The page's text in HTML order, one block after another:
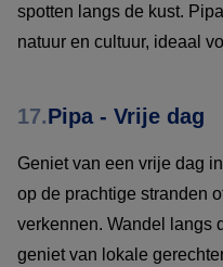
spotten langs de kust.
natuur en cultuur, ideaal
17.Pipa - Vrije dag
Geniet van een vrije dag
op de prachtige stranden
verkennen. Wandel langs
geniet van lokale